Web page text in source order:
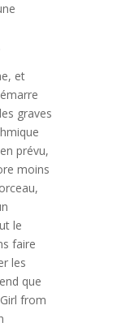
et
graves
prévu,
moins
le
faire
les
que
from